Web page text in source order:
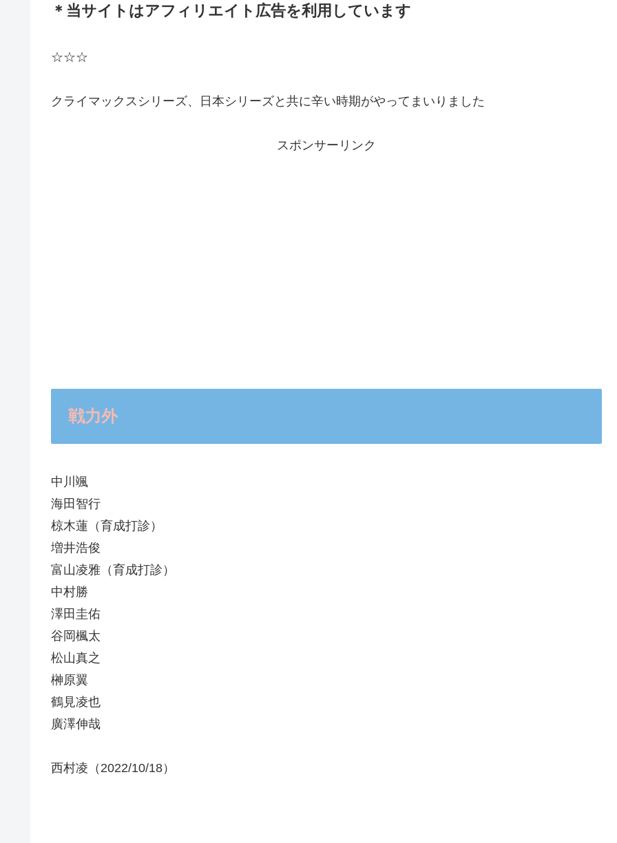
＊当サイトはアフィリエイト広告を利用しています
☆☆☆
クライマックスシリーズ、日本シリーズと共に辛い時期がやってまいりました
スポンサーリンク
戦力外
中川颯
海田智行
椋木蓮（育成打診）
増井浩俊
富山凌雅（育成打診）
中村勝
澤田圭佑
谷岡楓太
松山真之
榊原翼
鶴見凌也
廣澤伸哉
西村凌（2022/10/18）